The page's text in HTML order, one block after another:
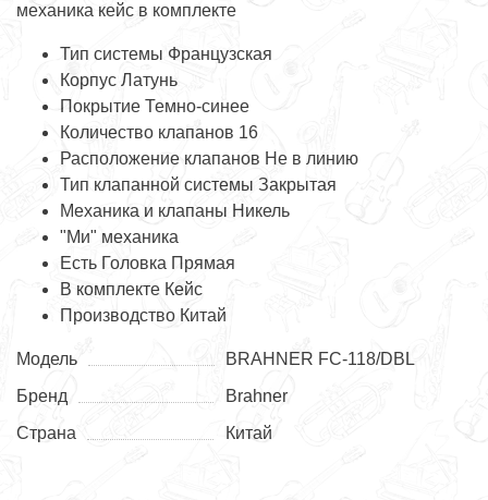
механика кейс в комплекте
Тип системы Французская
Корпус Латунь
Покрытие Темно-синее
Количество клапанов 16
Расположение клапанов Не в линию
Тип клапанной системы Закрытая
Механика и клапаны Никель
"Ми" механика
Есть Головка Прямая
В комплекте Кейс
Производство Китай
Модель
BRAHNER FC-118/DBL
Бренд
Brahner
Страна
Китай